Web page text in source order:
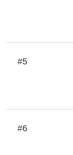
#5
#6